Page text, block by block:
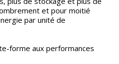
et pour moitié
par unité de
forme aux performances